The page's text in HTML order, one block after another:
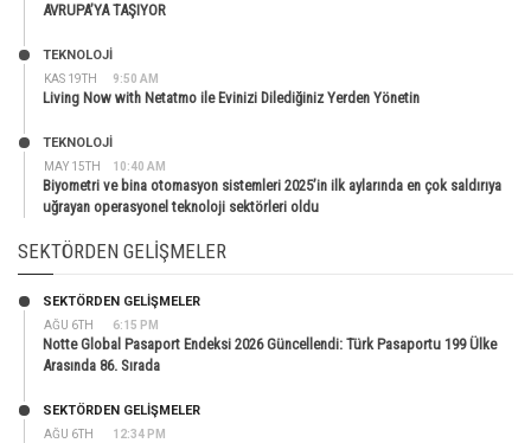
AVRUPA’YA TAŞIYOR
KAS 19TH 9:50 AM
TEKNOLOJİ
Living Now with Netatmo ile Evinizi Dilediğiniz Yerden Yönetin
MAY 15TH 10:40 AM
TEKNOLOJİ
Biyometri ve bina otomasyon sistemleri 2025’in ilk aylarında en çok saldırıya
uğrayan operasyonel teknoloji sektörleri oldu
SEKTÖRDEN GELIŞMELER
AĞU 6TH 6:15 PM
SEKTÖRDEN GELIŞMELER
Notte Global Pasaport Endeksi 2026 Güncellendi: Türk Pasaportu 199 Ülke
Arasında 86. Sırada
AĞU 6TH 12:34 PM
SEKTÖRDEN GELIŞMELER